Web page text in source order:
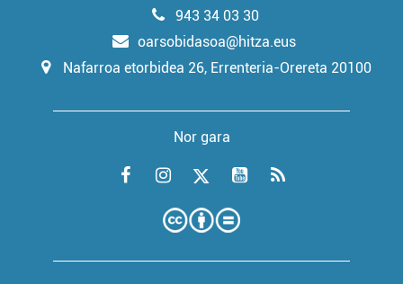
943 34 03 30
oarsobidasoa@hitza.eus
Nafarroa etorbidea 26, Errenteria-Orereta 20100
Nor gara